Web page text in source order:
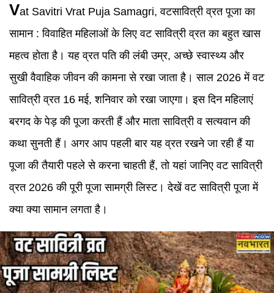
Vat Savitri Vrat Puja Samagri, वटसावित्री व्रत पूजा का
सामान : विवाहित महिलाओं के लिए वट सावित्री व्रत का बहुत खास
महत्व होता है। यह व्रत पति की लंबी उम्र, अच्छे स्वास्थ्य और
सुखी वैवाहिक जीवन की कामना से रखा जाता है। साल 2026 में वट
सावित्री व्रत 16 मई, शनिवार को रखा जाएगा। इस दिन महिलाएं
बरगद के पेड़ की पूजा करती हैं और माता सावित्री व सत्यवान की
कथा सुनती हैं। अगर आप पहली बार यह व्रत रखने जा रही हैं या
पूजा की तैयारी पहले से करना चाहती हैं, तो यहां जानिए वट सावित्री
व्रत 2026 की पूरी पूजा सामग्री लिस्ट। देखें वट सावित्री पूजा में
क्या क्या सामान लगता है।